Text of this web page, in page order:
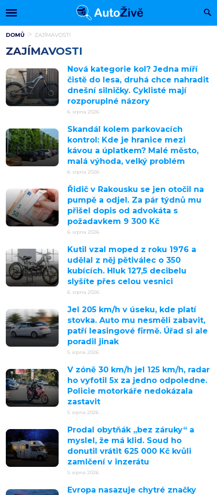
DOMŮ ZAJÍMAVOSTI
ZAJÍMAVOSTI
Nová kategorie kol? Jedna míří
čistě do lesa, druhá chce nahradit
dnešní silničky. Cyklisté mají
rozporuplné názory
6. srpna 2026
Skandál kolem parkovacích
kontrol: Kde je hranice mezi
kávou a úplatkem? Malé město,
malá výhoda, velký problém
6. srpna 2026
Řidič v Rakousku se jen otočil na
pumpě a odjel. Za pár týdnů mu
přišel dopis od advokáta s
požadavkem 9 300 Kč
6. srpna 2026
Kutil vzal moped z roku 1976 a
udělal z něj pětiválec o 350
kubících. Hluk 127,5 decibelu
slyšíte přes celou vesnici
6. srpna 2026
Jel 205 km/h v úseku, kde platí
stovka. Auto mu nesměli zabavit,
patří leasingové firmě. Úřad si ale
poradil jinak
5. srpna 2026
V zóně 30 km/h jel 125 km/h, radar
ho vyfotil 5x za jedno odpoledne.
Policie motorkáře nedokázala
zastavit
5. srpna 2026
Prodal obytňák „bez záruky“ a
myslel, že má klid. Soud ho
donutil vrátit 625 000 Kč kvůli
zamlčení v inzerátu
5. srpna 2026
Evropa nasazuje chytré značky